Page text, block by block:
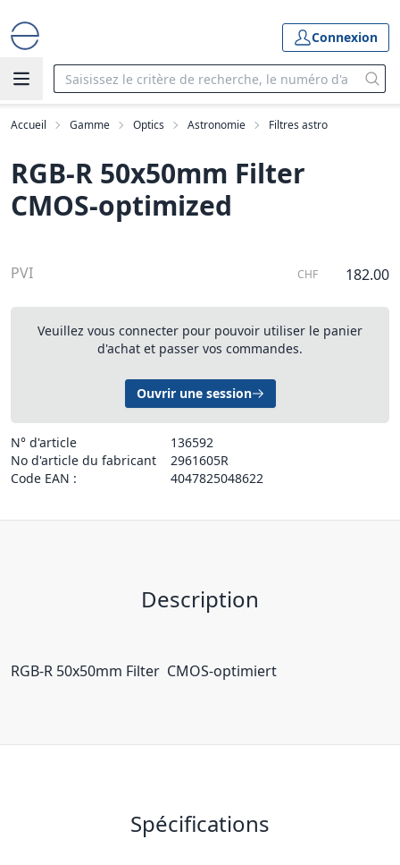
Connexion
Accueil Gamme Optics Astronomie Filtres astro
RGB-R 50x50mm Filter 
CMOS-optimized
PVI CHF 182.00
Veuillez vous connecter pour pouvoir utiliser le panier
d'achat et passer vos commandes.
Ouvrir une session
N° d'article
136592
No d'article du fabricant
2961605R
Code EAN :
4047825048622
Description
RGB-R 50x50mm Filter  CMOS-optimiert
Spécifications